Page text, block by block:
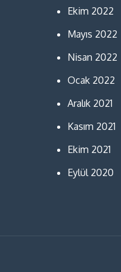
Ekim 2022
Mayıs 2022
Nisan 2022
Ocak 2022
Aralık 2021
Kasım 2021
Ekim 2021
Eylül 2020